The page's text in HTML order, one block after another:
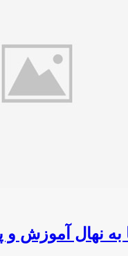
به نهال آموزش